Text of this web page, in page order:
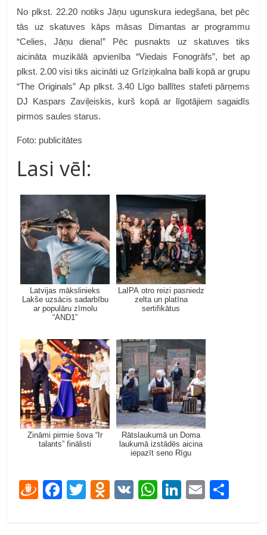
No plkst. 22.20 notiks Jāņu ugunskura iedegšana, bet pēc
tās uz skatuves kāps māsas Dimantas ar programmu
“Celies, Jāņu diena!” Pēc pusnakts uz skatuves tiks
aicināta muzikālā apvienība “Viedais Fonogrāfs”, bet ap
plkst. 2.00 visi tiks aicināti uz Grīziņkalna balli kopā ar grupu
“The Originals” Ap plkst. 3.40 Līgo ballītes stafeti pārņems
DJ Kaspars Zaviļeiskis, kurš kopā ar līgotājiem sagaidīs
pirmos saules starus.
Foto: publicitātes
Lasi vēl:
Latvijas mākslinieks
Lakše uzsācis sadarbību
ar populāru zīmolu
“AND1”
LaIPA otro reizi pasniedz
zelta un platīna
sertifikātus
Zināmi pirmie šova “Ir
talants” finālisti
Rātslaukumā un Doma
laukumā izstādēs aicina
iepazīt seno Rīgu
D
ra
F
ac
T
w
O
d
V
K
W
h
Li
n
E
m